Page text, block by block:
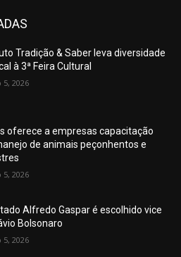
Tradição & Saber leva diversidade
à 3ª Feira Cultural
5, 2026
oferece a empresas capacitação
de animais peçonhentos e
5, 2026
Alfredo Gaspar é escolhido vice
Bolsonaro
5, 2026